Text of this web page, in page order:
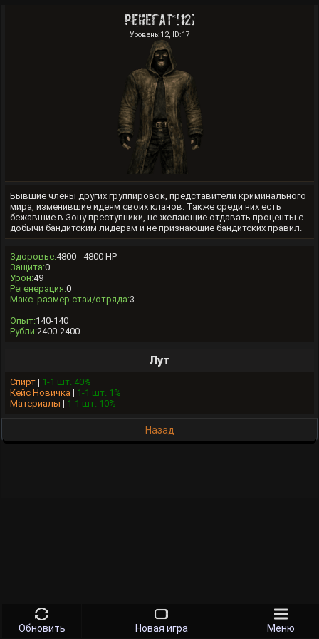
Ренегат [12]
Уровень:12, ID:17
Бывшие члены других группировок, представители криминального
мира, изменившие идеям своих кланов. Также среди них есть
бежавшие в Зону преступники, не желающие отдавать проценты с
добычи бандитским лидерам и не признающие бандитских правил.
Здоровье:4800 - 4800 HP
Защита:0
Урон:49
Регенерация:0
Макс. размер стаи/отряда:3
Опыт:140-140
Рубли:2400-2400
Лут
Спирт | 1-1 шт. 40%
Кейс Новичка | 1-1 шт. 1%
Материалы | 1-1 шт. 10%
Назад
Обновить Новая игра Меню